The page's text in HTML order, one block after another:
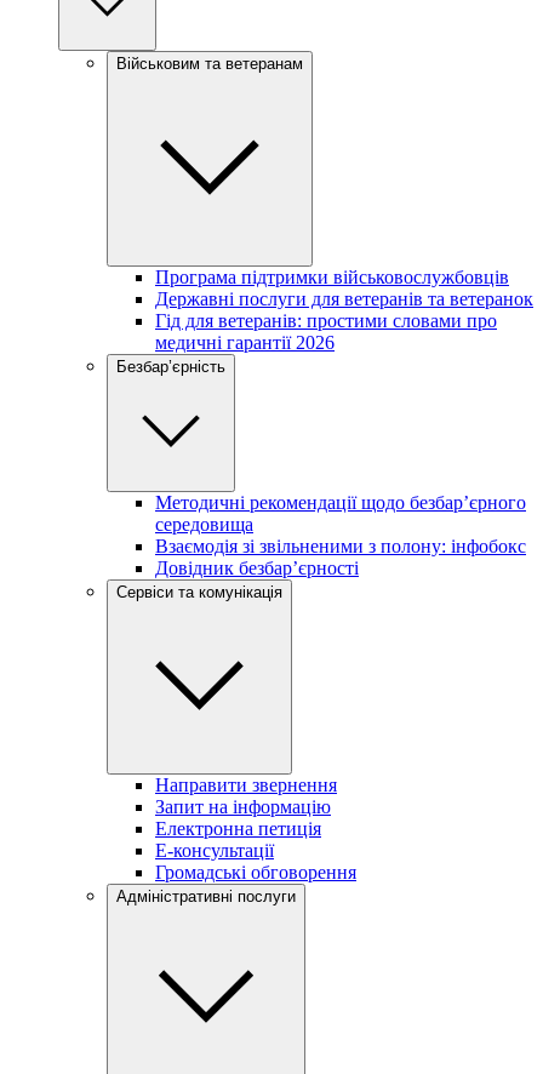
Військовим та ветеранам
Програма підтримки військовослужбовців
Державні послуги для ветеранів та ветеранок
Гід для ветеранів: простими словами про
медичні гарантії 2026
Безбар’єрність
Методичні рекомендації щодо безбар’єрного
середовища
Взаємодія зі звільненими з полону: інфобокс
Довідник безбар’єрності
Сервіси та комунікація
Направити звернення
Запит на інформацію
Електронна петиція
Е-консультації
Громадські обговорення
Адміністративні послуги